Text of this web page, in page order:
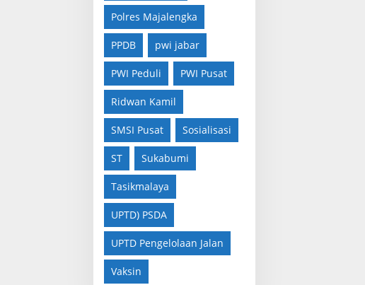
Polres Majalengka
PPDB pwi jabar
PWI Peduli PWI Pusat
Ridwan Kamil
SMSI Pusat Sosialisasi
ST Sukabumi
Tasikmalaya
UPTD) PSDA
UPTD Pengelolaan Jalan
Vaksin